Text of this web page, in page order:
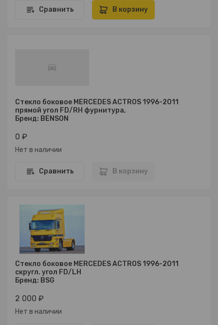
Сравнить В корзину
Стекло боковое MERCEDES ACTROS 1996-2011
прямой угол FD/RH фурнитура,
Бренд: BENSON
0 ₽
Нет в наличии
Сравнить В корзину
Стекло боковое MERCEDES ACTROS 1996-2011
скругл. угол FD/LH
Бренд: BSG
2 000 ₽
Нет в наличии